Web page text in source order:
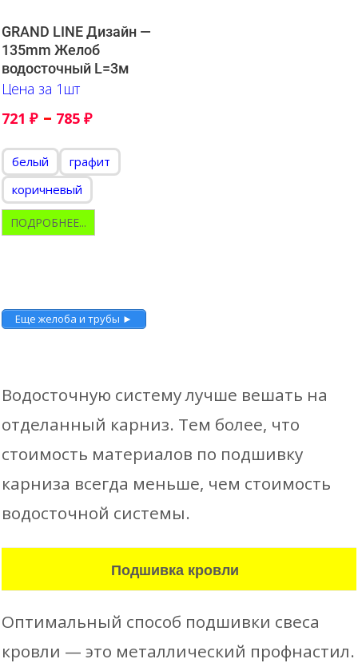
GRAND LINE Дизайн —
135mm Желоб
водосточный L=3м
Цена за 1шт
721 ₽ – 785 ₽
белый
графит
коричневый
ПОДРОБНЕЕ...
Еще желоба и трубы ►
Водосточную систему лучше вешать на
отделанный карниз. Тем более, что
стоимость материалов по подшивку
карниза всегда меньше, чем стоимость
водосточной системы.
Подшивка кровли
Оптимальный способ подшивки свеса
кровли — это металлический профнастил.